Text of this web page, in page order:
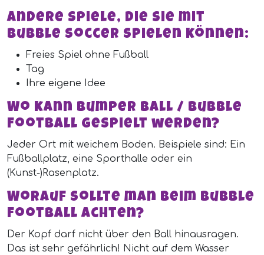
Andere Spiele, die Sie mit
Bubble Soccer spielen können:
Freies Spiel ohne Fußball
Tag
Ihre eigene Idee
Wo kann Bumper Ball / Bubble
Football gespielt werden?
Jeder Ort mit weichem Boden. Beispiele sind: Ein
Fußballplatz, eine Sporthalle oder ein
(Kunst-)Rasenplatz.
Worauf sollte man beim Bubble
Football achten?
Der Kopf darf nicht über den Ball hinausragen.
Das ist sehr gefährlich! Nicht auf dem Wasser